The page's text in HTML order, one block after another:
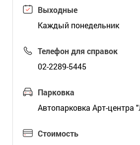
Выходные
Каждый понедельник
Телефон для справок
02-2289-5445
Парковка
Автопарковка Арт-центра
Стоимость